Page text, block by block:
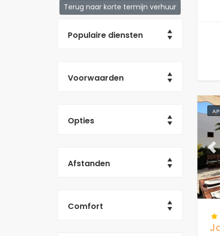
Terug naar korte termijn verhuur
Populaire diensten
Voorwaarden
Opties
Afstanden
Comfort